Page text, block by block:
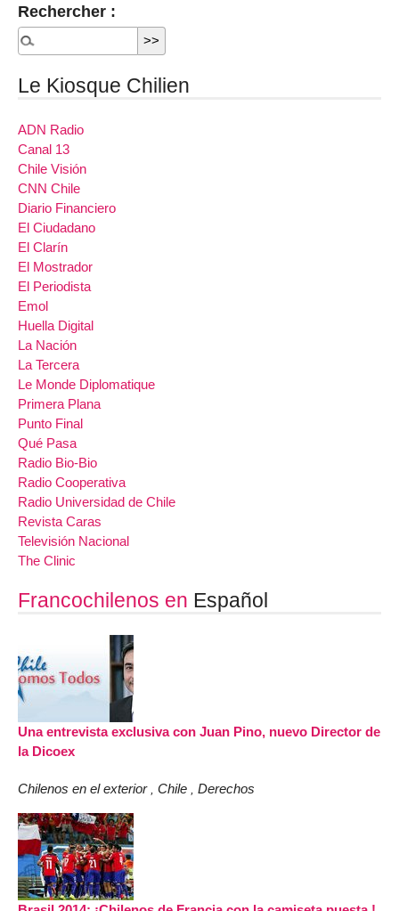
Rechercher :
Le Kiosque Chilien
ADN Radio
Canal 13
Chile Visión
CNN Chile
Diario Financiero
El Ciudadano
El Clarín
El Mostrador
El Periodista
Emol
Huella Digital
La Nación
La Tercera
Le Monde Diplomatique
Primera Plana
Punto Final
Qué Pasa
Radio Bio-Bio
Radio Cooperativa
Radio Universidad de Chile
Revista Caras
Televisión Nacional
The Clinic
Francochilenos en Español
Una entrevista exclusiva con Juan Pino, nuevo Director de
la Dicoex
Chilenos en el exterior , Chile , Derechos